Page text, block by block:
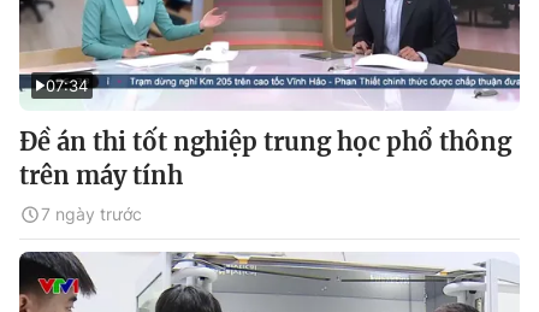
07:34
Đề án thi tốt nghiệp trung học phổ thông
trên máy tính
7 ngày trước